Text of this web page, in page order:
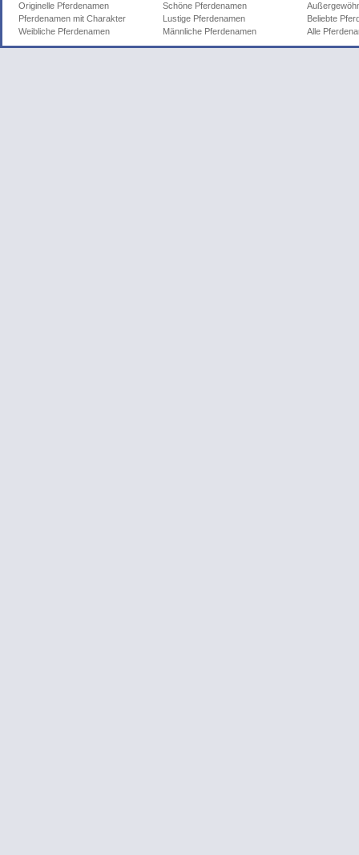
Originelle Pferdenamen
Schöne Pferdenamen
Pferdenamen mit Charakter
Lustige Pferdenamen
Beliebte
Weibliche Pferdenamen
Männliche Pferdenamen Alle